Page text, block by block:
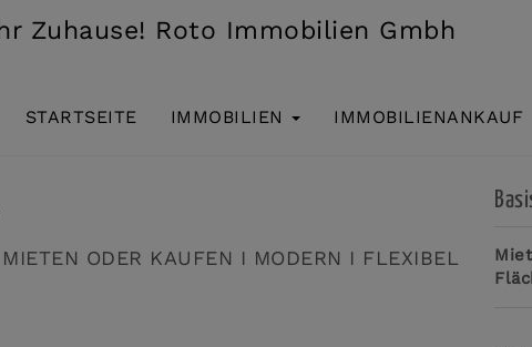
STARTSEITE IMMOBILIEN IMMOBILIENANKAUF